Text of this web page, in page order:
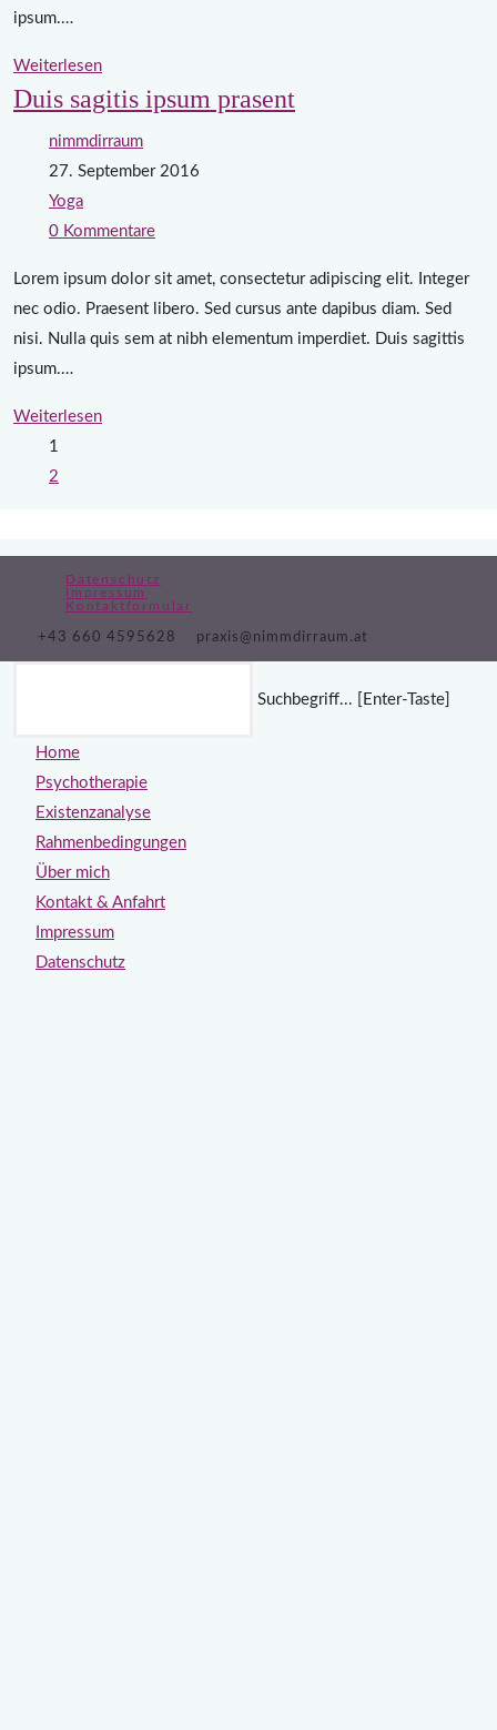
ipsum.…
Weiterlesen
Duis sagitis ipsum prasent
nimmdirraum
27. September 2016
Yoga
0 Kommentare
Lorem ipsum dolor sit amet, consectetur adipiscing elit. Integer
nec odio. Praesent libero. Sed cursus ante dapibus diam. Sed
nisi. Nulla quis sem at nibh elementum imperdiet. Duis sagittis
ipsum.…
Weiterlesen
1
2
Datenschutz
Impressum
Kontaktformular
+43 660 4595628 praxis@nimmdirraum.at
Suchbegriff... [Enter-Taste]
Home
Psychotherapie
Existenzanalyse
Rahmenbedingungen
Über mich
Kontakt & Anfahrt
Impressum
Datenschutz